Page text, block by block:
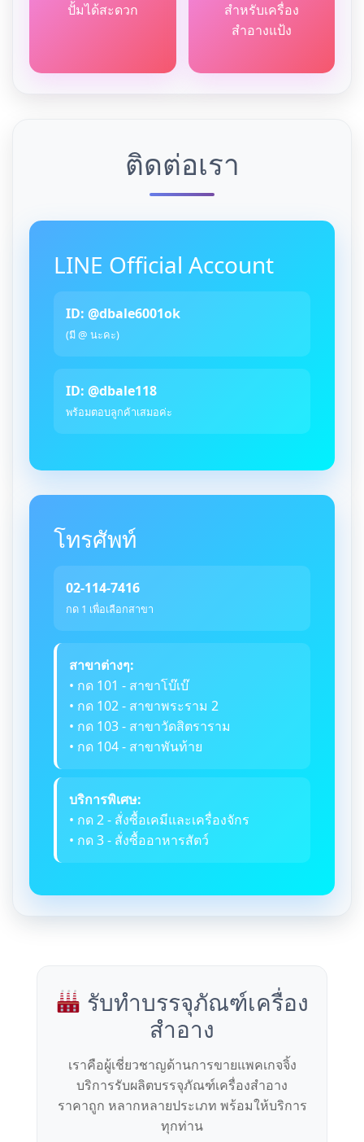
ปั้มได้สะดวก
สำหรับเครื่อง
สำอางแป้ง
ติดต่อเรา
LINE Official Account
ID: @dbale6001ok
(มี @ นะคะ)
ID: @dbale118
พร้อมตอบลูกค้าเสมอค่ะ
โทรศัพท์
02-114-7416
กด 1 เพื่อเลือกสาขา
สาขาต่างๆ:
• กด 101 - สาขาโบ๊เบ๊
• กด 102 - สาขาพระราม 2
• กด 103 - สาขาวัดสิตราราม
• กด 104 - สาขาพันท้าย
บริการพิเศษ:
• กด 2 - สั่งซื้อเคมีและเครื่องจักร
• กด 3 - สั่งซื้ออาหารสัตว์
รับทำบรรจุภัณฑ์เครื่อง
สำอาง
เราคือผู้เชี่ยวชาญด้านการขายแพคเกจจิ้ง
บริการรับผลิตบรรจุภัณฑ์เครื่องสำอาง
ราคาถูก หลากหลายประเภท พร้อมให้บริการ
ทุกท่าน